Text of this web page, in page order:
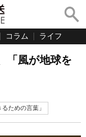
コラム ライフ
「風が地球を
ための言葉」